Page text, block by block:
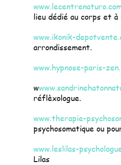
lieu dédié au corps et
www.ikonik-
arrondissement.
www.hypnose-paris-
w
réflèxologue.
www.therapie-
psychosomatique ou
www.leslilas-
Lilas